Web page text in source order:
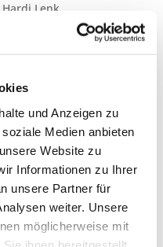
und Anzeigen zu
Medien anbieten
Website zu
Informationen zu Ihrer
unsere Partner für
weiter. Unsere
möglicherweise mit
Lenk